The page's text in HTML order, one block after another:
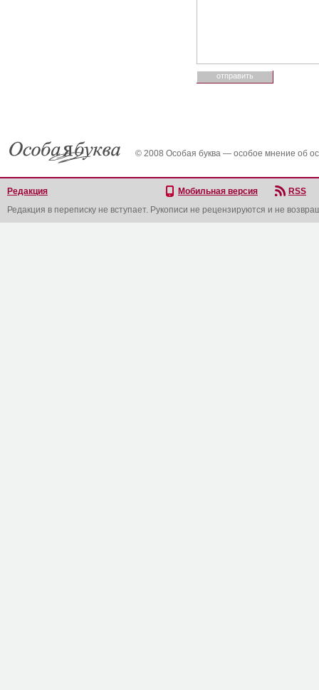
© 2008 Особая буква — особое мнение об
Редакция Мобильная версия
RSS
Редакция в переписку не вступает. Рукописи не рецензируются и не